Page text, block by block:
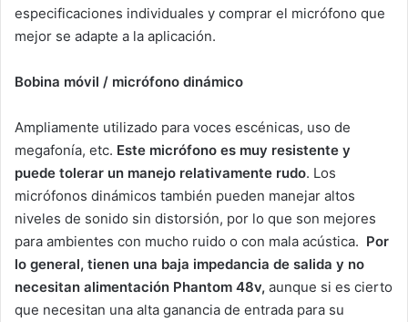
especificaciones individuales y comprar el micrófono que
mejor se adapte a la aplicación.
Bobina móvil / micrófono dinámico
Ampliamente utilizado para voces escénicas, uso de
megafonía, etc. Este micrófono es muy resistente y
puede tolerar un manejo relativamente rudo. Los
micrófonos dinámicos también pueden manejar altos
niveles de sonido sin distorsión, por lo que son mejores
para ambientes con mucho ruido o con mala acústica. Por
lo general, tienen una baja impedancia de salida y no
necesitan alimentación Phantom 48v, aunque si es cierto
que necesitan una alta ganancia de entrada para su